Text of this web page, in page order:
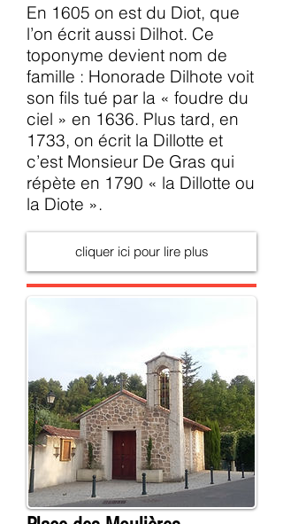
En 1605 on est du Diot, que
l’on écrit aussi Dilhot. Ce
toponyme devient nom de
famille : Honorade Dilhote voit
son fils tué par la « foudre du
ciel » en 1636. Plus tard, en
1733, on écrit la Dillotte et
c’est Monsieur De Gras qui
répète en 1790 « la Dillotte ou
la Diote ».
cliquer ici pour lire plus